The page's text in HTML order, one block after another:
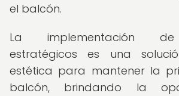
el balcón.
La implementación
estratégicos es una
estética para mantener la
balcón, brindando la